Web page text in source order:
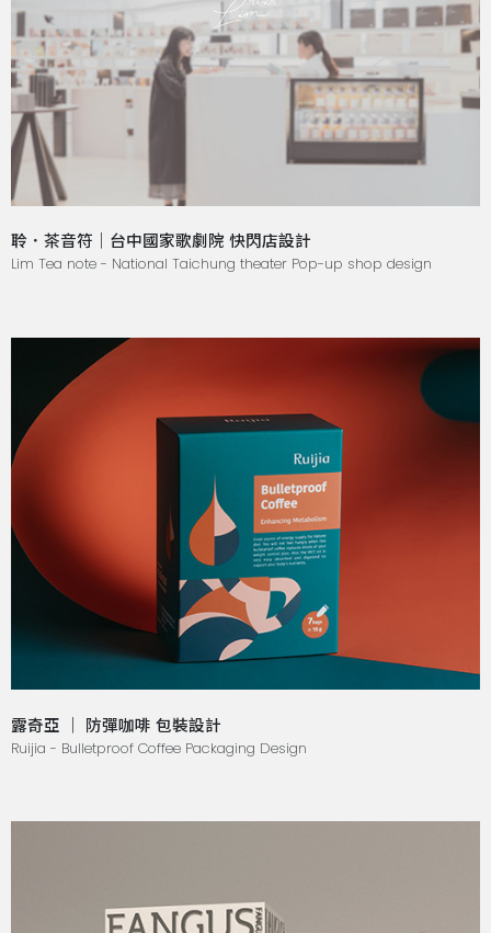
聆．茶音符｜台中國家歌劇院 快閃店設計
Lim Tea note - National Taichung theater Pop-up shop design
露奇亞 ｜ 防彈咖啡 包裝設計
Ruijia - Bulletproof Coffee Packaging Design